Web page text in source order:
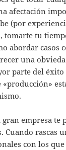
afectación
(por
tomarte tu
abordar casos
una
parte del
gran empresa te
Cuando rascas
con los que